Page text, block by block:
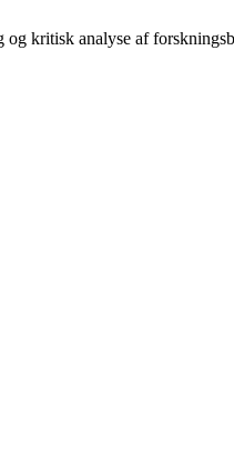
kritisk analyse af